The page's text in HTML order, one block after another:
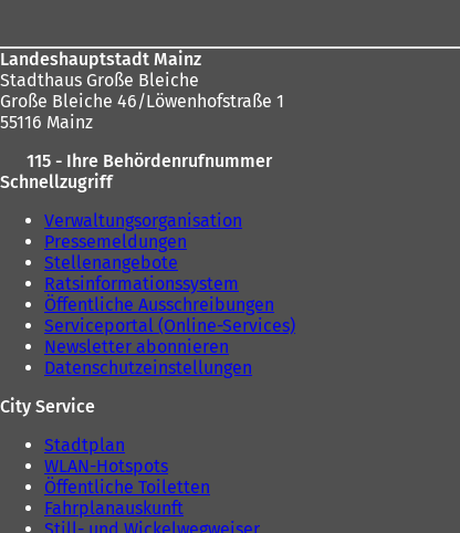
Landeshauptstadt Mainz
Stadthaus Große Bleiche
Große Bleiche 46/Löwenhofstraße 1
55116 Mainz
115 - Ihre Behördenrufnummer
Schnellzugriff
Verwaltungsorganisation
Pressemeldungen
Stellenangebote
Ratsinformationssystem
Öffentliche Ausschreibungen
Serviceportal (Online-Services)
Newsletter abonnieren
Datenschutzeinstellungen
City Service
Stadtplan
WLAN-Hotspots
Öffentliche Toiletten
Fahrplanauskunft